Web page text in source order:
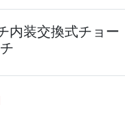
内装交換式チョー